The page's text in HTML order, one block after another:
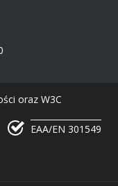
oraz W3C
EAA/EN 301549